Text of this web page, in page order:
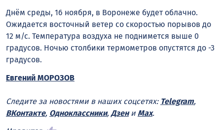
Днём среды, 16 ноября, в Воронеже будет облачно.
Ожидается восточный ветер со скоростью порывов до
12 м/с. Температура воздуха не поднимется выше 0
градусов. Ночью столбики термометров опустятся до -3
градусов.
Евгений МОРОЗОВ
Следите за новостями в наших соцсетях: Telegram,
ВКонтакте, Одноклассники, Дзени Max.